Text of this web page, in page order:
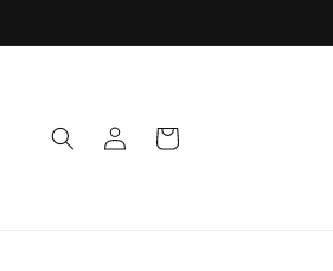
Connexion Panier